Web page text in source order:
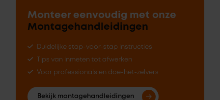
Monteer eenvoudig met onze
Montagehandleidingen
Duidelijke stap-voor-stap instructies
Tips van inmeten tot afwerken
Voor professionals en doe-het-zelvers
Bekijk montagehandleidingen